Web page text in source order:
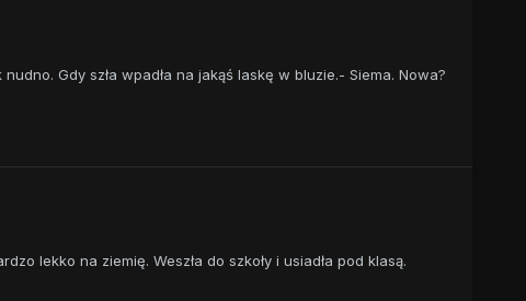
Gdy szła wpadła na jakąś laskę w bluzie.- Siema. Nowa?
lekko na ziemię. Weszła do szkoły i usiadła pod klasą.